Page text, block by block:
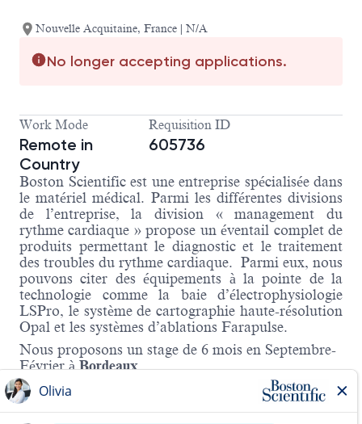
Nouvelle Acquitaine, France | N/A
No longer accepting applications.
Work Mode
Remote in
Country
Requisition ID
605736
Boston Scientific est une entreprise spécialisée dans
le matériel médical. Parmi les différentes divisions
de l’entreprise, la division « management du
rythme cardiaque » propose un éventail complet de
produits permettant le diagnostic et le traitement
des troubles du rythme cardiaque. Parmi eux, nous
pouvons citer des équipements à la pointe de la
technologie comme la baie d’électrophysiologie
LSPro, le système de cartographie haute-résolution
Opal et les systèmes d’ablations Farapulse.
Nous proposons un stage de 6 mois en Septembre-
Février àBordeaux.
ou
Alternance d'un an avec une rythme minimum d’un